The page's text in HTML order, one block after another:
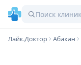
Лайк.Доктор Абакан